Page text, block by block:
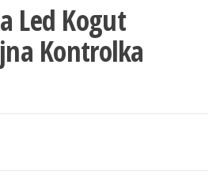
Led Kogut
Kontrolka